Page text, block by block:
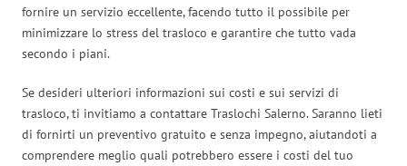
fornire un servizio eccellente, facendo tutto il possibile per
minimizzare lo stress del trasloco e garantire che tutto vada
secondo i piani.
Se desideri ulteriori informazioni sui costi e sui servizi di
trasloco, ti invitiamo a contattare Traslochi Salerno. Saranno lieti
di fornirti un preventivo gratuito e senza impegno, aiutandoti a
comprendere meglio quali potrebbero essere i costi del tuo